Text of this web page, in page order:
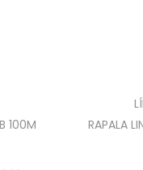
100M
RAPALA